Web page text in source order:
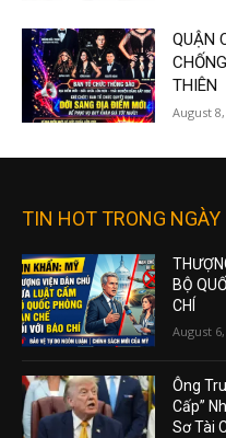
QUẬN
THIÊN
August
TIN HOT TRONG NGÀY
BỘ
CHÍ
August
Ông
Cấp”
Sơ Tài